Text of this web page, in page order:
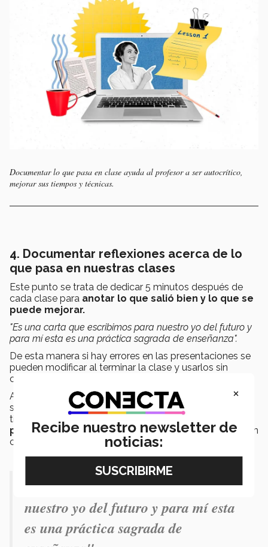
Documentar lo que pasa en clase ayuda al profesor a ser autocrítico,
mejorar sus tiempos y técnicas.
4. Documentar reflexiones acerca de lo
que pasa en nuestras clases
Este punto se trata de dedicar 5 minutos después de
cada clase para anotar lo que salió bien y lo que se
puede mejorar.
"Es una carta que escribimos para nuestro yo del futuro y
para mí esta es una práctica sagrada de enseñanza".
De esta manera si hay errores en las presentaciones se
pueden modificar al terminar la clase y usarlos sin
contratiempos en la siguiente.
Además, se puede tener
mejor control del tiempo
saber dónde uso más tiempo y para qué no le dio
tiempo. También permite ver
atrones de
participación en el aulay buscar que todos hablen en
clase.
"Es una carta que escribimos para
nuestro yo del futuro y para mí esta
es una práctica sagrada de
×
Recibe nuestro newsletter de
noticias: